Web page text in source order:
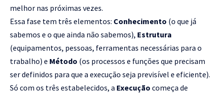
melhor nas próximas vezes.
Essa fase tem três elementos: Conhecimento (o que já
sabemos e o que ainda não sabemos), Estrutura
(equipamentos, pessoas, ferramentas necessárias para o
trabalho) e Método (os processos e funções que precisam
ser definidos para que a execução seja previsível e eficiente).
Só com os três estabelecidos, a Execução começa de